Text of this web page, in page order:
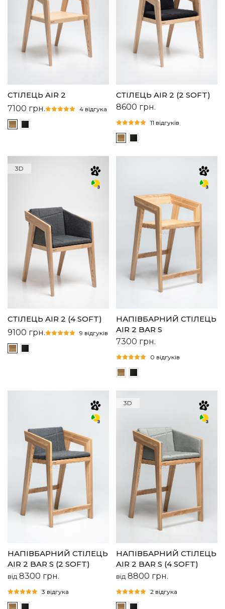
СТІЛЕЦЬ AIR 2
7100 грн. 4 відгука
СТІЛЕЦЬ AIR 2 (2 SOFT)
8600 грн.
11 відгуків
3D
СТІЛЕЦЬ AIR 2 (4 SOFT)
9100 грн. 9 відгуків
НАПІВБАРНИЙ СТІЛЕЦЬ
AIR 2 BAR S
7300 грн.
0 відгуків
НАПІВБАРНИЙ СТІЛЕЦЬ
AIR 2 BAR S (2 SOFT)
від 8300 грн.
3 відгука
3D
НАПІВБАРНИЙ СТІЛЕЦЬ
AIR 2 BAR S (4 SOFT)
від 8800 грн.
2 відгука